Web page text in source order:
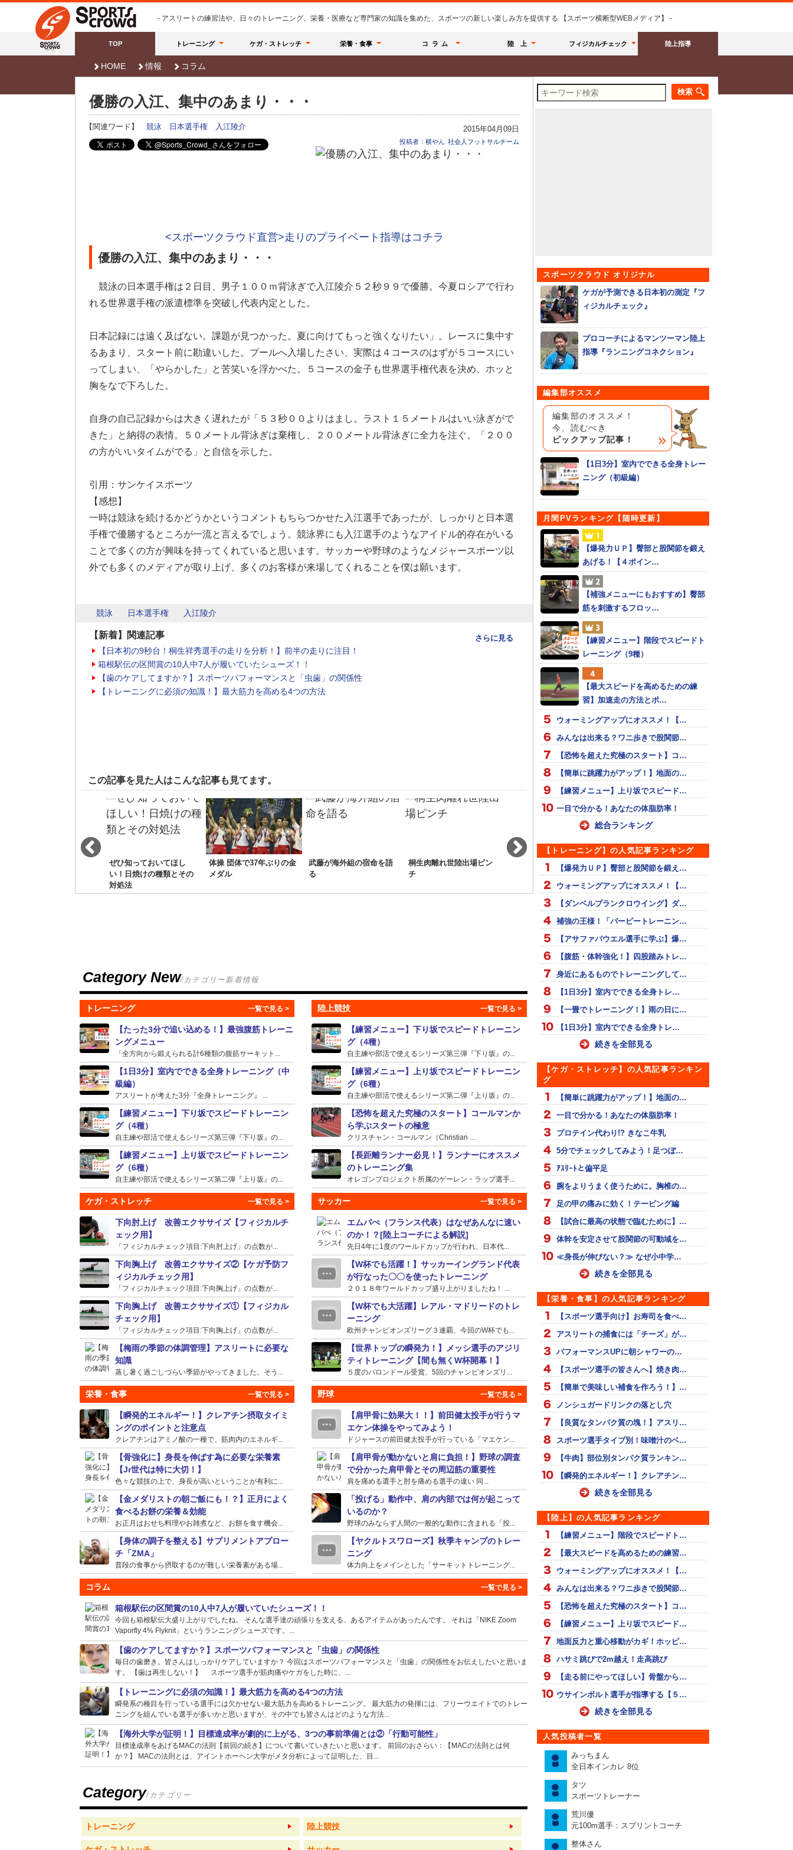
- アスリートの練習法や、日々のトレーニング、栄養・医療など専門家の知識を集めた、スポーツの新しい楽しみ方を提供する 【スポーツ横断型WEBメディア】 -
TOP トレーニング ケガ・ストレッチ 栄養・食事 コラム 陸 上 フィジカルチェック 陸上指導
HOME 情報 コラム
優勝の入江、集中のあまり・・・
【関連ワード】 競泳 日本選手権 入江陵介 2015年04月09日
投稿者：横やん 社会人フットサルチーム
<スポーツクラウド直営>走りのプライベート指導はコチラ
優勝の入江、集中のあまり・・・
競泳の日本選手権は２日目、男子１００ｍ背泳ぎで入江陵介５２秒９９で優勝。今夏ロシアで行わ
れる世界選手権の派遣標準を突破し代表内定とした。
日本記録には遠く及ばない。課題が見つかった。夏に向けてもっと強くなりたい」。レースに集中す
るあまり、スタート前に勘違いした。プールへ入場したさい、実際は４コースのはずが５コースにい
ってしまい、「やらかした」と苦笑いを浮かべた。５コースの金子も世界選手権代表を決め、ホッと
胸をなで下ろした。
自身の自己記録からは大きく遅れたが「５３秒００よりはまし。ラスト１５メートルはいい泳ぎがで
きた」と納得の表情。５０メートル背泳ぎは棄権し、２００メートル背泳ぎに全力を注ぐ。「２００
の方がいいタイムがでる」と自信を示した。
引用：サンケイスポーツ
【感想】
一時は競泳を続けるかどうかというコメントもちらつかせた入江選手であったが、しっかりと日本選
手権で優勝するところが一流と言えるでしょう。競泳界にも入江選手のようなアイドル的存在がいる
ことで多くの方が興味を持ってくれていると思います。サッカーや野球のようなメジャースポーツ以
外でも多くのメディアが取り上げ、多くのお客様が来場してくれることを僕は願います。
競泳 日本選手権 入江陵介
【新着】関連記事 さらに見る
【日本初の9秒台！桐生祥秀選手の走りを分析！】前半の走りに注目！
箱根駅伝の区間賞の10人中7人が履いていたシューズ！！
【歯のケアしてますか？】スポーツパフォーマンスと「虫歯」の関係性
【トレーニングに必須の知識！】最大筋力を高める4つの方法
この記事を見た人はこんな記事も見てます。
ぜひ知っておいてほし
い！日焼けの種類とその
対処法
体操 団体で37年ぶりの金
メダル
武藤が海外組の宿命を語
る
桐生肉離れ世陸出場ピン
チ
【DL Lausanne】パウエ
ル！９秒９６で優勝！
ラグビー日本代表、歴史
的勝利！
Category New/カテゴリー新着情報
トレーニング
【たった3分で追い込める！】最強腹筋トレーニ
ングメニュー
「全方向から鍛えられる計6種類の腹筋サーキット...
【1日3分】室内でできる全身トレーニング（中
級編）
アスリートが考えた3分『全身トレーニング』 ...
【練習メニュー】下り坂でスピードトレーニン
グ（4種）
自主練や部活で使えるシリーズ第三弾『下り坂』の...
【練習メニュー】上り坂でスピードトレーニン
グ（6種）
自主練や部活で使えるシリーズ第二弾『上り坂』の...
陸上競技
【練習メニュー】下り坂でスピードトレーニン
グ（4種）
自主練や部活で使えるシリーズ第三弾『下り坂』の...
【練習メニュー】上り坂でスピードトレーニン
グ（6種）
自主練や部活で使えるシリーズ第二弾『上り坂』の...
【恐怖を超えた究極のスタート】コールマンか
ら学ぶスタートの極意
クリスチャン・コールマン（Christian ...
【長距離ランナー必見！】ランナーにオススメ
のトレーニング集
オレゴンプロジェクト所属のゲーレン・ラップ選手...
ケガ・ストレッチ
下向肘上げ 改善エクササイズ【フィジカルチ
ェック用】
「フィジカルチェック項目:下向肘上げ」の点数が...
下向胸上げ 改善エクササイズ②【ケガ予防フ
ィジカルチェック用】
「フィジカルチェック項目:下向胸上げ」の点数が...
下向胸上げ 改善エクササイズ①【フィジカル
チェック用】
「フィジカルチェック項目:下向胸上げ」の点数が...
【梅雨の季節の体調管理】アスリートに必要な
知識
蒸し暑く過ごしづらい季節がやってきました。そう...
サッカー
エムバぺ（フランス代表）はなぜあんなに速い
のか！？[陸上コーチによる解説]
先日4年に1度のワールドカップが行われ、日本代...
【W杯でも活躍！】サッカーイングランド代表
が行なった〇〇を使ったトレーニング
２０１８年ワールドカップ盛り上がりましたね！ ...
【W杯でも大活躍】レアル・マドリードのトレ
ーニング
欧州チャンピオンズリーグ３連覇、今回のW杯でも...
【世界トップの瞬発力！】メッシ選手のアジリ
ティトレーニング【間も無くW杯開幕！】
５度のバロンドール受賞、5回のチャンピオンズリ...
栄養・食事
【瞬発的エネルギー！】クレアチン摂取タイミ
ングのポイントと注意点
クレアチンはアミノ酸の一種で、筋肉内のエネルギ...
【骨強化に】身長を伸ばす為に必要な栄養素
【Jr世代は特に大切！】
色々な競技の上で、身長が高いということが有利に...
【金メダリストの朝ご飯にも！？】正月によく
食べるお餅の栄養＆効能
お正月はおせち料理やお雑煮など、お餅を食す機会...
【身体の調子を整える】サプリメントアプロー
チ「ZMA」
普段の食事から摂取するのが難しい栄養素がある場...
野球
【肩甲骨に効果大！！】前田健太投手が行うマ
エケン体操をやってみよう！
ドジャースの前田健太投手が行っている「マエケン...
【肩甲骨が動かないと肩に負担！】野球の調査
で分かった肩甲骨とその周辺筋の重要性
肩を痛める選手と肘を痛める選手の違い 同...
「投げる」動作中、肩の内部では何が起こって
いるのか？
野球のみならず人間の一般的な動作に含まれる「投...
【ヤクルトスワローズ】秋季キャンプのトレー
ニング
体力向上をメインとした「サーキットトレーニング...
コラム
箱根駅伝の区間賞の10人中7人が履いていたシューズ！！
今回も箱根駅伝大盛り上がりでしたね。 そんな選手達の頑張りを支える、あるアイテムがあったんです。 それは「NIKE Zoom
Vaporfly 4% Flyknit」というランニングシューズです。...
【歯のケアしてますか？】スポーツパフォーマンスと「虫歯」の関係性
毎日の歯磨き。皆さんはしっかりケアしていますか？ 今回はスポーツパフォーマンスと「虫歯」の関係性をお伝えしたいと思いま
す。 【歯は再生しない！】 スポーツ選手が筋肉痛やケガをした時に、...
【トレーニングに必須の知識！】最大筋力を高める4つの方法
瞬発系の種目を行っている選手には欠かせない最大筋力を高めるトレーニング。 最大筋力の発揮には、フリーウエイトでのトレー
ニングを組んでいる選手が多いかと思いますが、その中でも皆さんはどのような方法...
【海外大学が証明！】目標達成率が劇的に上がる、3つの事前準備とは②「行動可能性」
目標達成率をあげるMACの法則【前回の続き】について書いていきたいと思います。 前回のおさらい：【MACの法則とは何
か？】 MACの法則とは、アイントホーヘン大学がメタ分析によって証明した、目...
Category/カテゴリー
トレーニング 陸上競技
スポーツクラウド オリジナル
ケガが予測できる日本初の測定『フ
ィジカルチェック』
プロコーチによるマンツーマン陸上
指導『ランニングコネクション』
編集部オススメ
編集部のオススメ！
今、読むべき
ピックアップ記事！
【1日3分】室内でできる全身トレー
ニング（初級編）
月間PVランキング【随時更新】
【爆発力ＵＰ】臀部と股関節を鍛え
あげる！【４ポイン…
【補強メニューにもおすすめ】臀部
筋を刺激するフロッ…
【練習メニュー】階段でスピードト
レーニング（9種）
【最大スピードを高めるための練
習】加速走の方法とポ…
ウォーミングアップにオススメ！【…
みんなは出来る？ワニ歩きで股関節…
【恐怖を超えた究極のスタート】コ…
【簡単に跳躍力がアップ！】地面の…
【練習メニュー】上り坂でスピード…
一目で分かる！あなたの体脂肪率！
総合ランキング
【トレーニング】の人気記事ランキング
【爆発力ＵＰ】臀部と股関節を鍛え…
ウォーミングアップにオススメ！【…
【ダンベルプランクロウイング】ダ…
補強の王様！「バーピートレーニン…
【アサファパウエル選手に学ぶ】爆…
【腹筋・体幹強化！】四股踏みトレ…
身近にあるものでトレーニングして…
【1日3分】室内でできる全身トレ…
【一畳でトレーニング！】雨の日に…
【1日3分】室内でできる全身トレ…
続きを全部見る
【ケガ・ストレッチ】の人気記事ランキン
グ
【簡単に跳躍力がアップ！】地面の…
一目で分かる！あなたの体脂肪率！
プロテイン代わり!? きなこ牛乳
5分でチェックしてみよう！足つぼ…
ｱｽﾘｰﾄと偏平足
腕をよりうまく使うために。胸椎の…
足の甲の痛みに効く！テーピング編
【試合に最高の状態で臨むために】…
体幹を安定させて股関節の可動域を…
≪身長が伸びない？≫ なぜ小中学…
続きを全部見る
【栄養・食事】の人気記事ランキング
【スポーツ選手向け】お寿司を食べ…
アスリートの捕食には「チーズ」が…
パフォーマンスUPに朝シャワーの…
【スポーツ選手の皆さんへ】焼き肉…
【簡単で美味しい補食を作ろう！】…
ノンシュガードリンクの落とし穴
【良質なタンパク質の塊！】アスリ…
スポーツ選手タイプ別！味噌汁のベ…
【牛肉】部位別タンパク質ランキン…
【瞬発的エネルギー！】クレアチン…
続きを全部見る
【陸上】の人気記事ランキング
【練習メニュー】階段でスピードト…
【最大スピードを高めるための練習…
ウォーミングアップにオススメ！【…
みんなは出来る？ワニ歩きで股関節…
【恐怖を超えた究極のスタート】コ…
【練習メニュー】上り坂でスピード…
地面反力と重心移動がカギ！ホッピ…
ハサミ跳びで2m越え！走高跳び
【走る前にやってほしい】骨盤から…
ウサインボルト選手が指導する【５…
続きを全部見る
人気投稿者一覧
みっちまん
全日本インカレ 8位
タツ
スポーツトレーナー
荒川優
元100m選手：スプリントコーチ
整体さん